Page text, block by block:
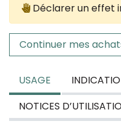
Déclarer un effet
Continuer mes
USAGE
NOTICES